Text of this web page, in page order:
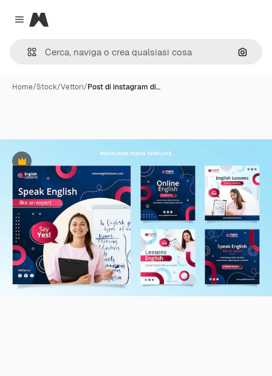
Close menu
Magnific
Cerca
Home/Stock/Vettori/Post di instagram di…
Premium